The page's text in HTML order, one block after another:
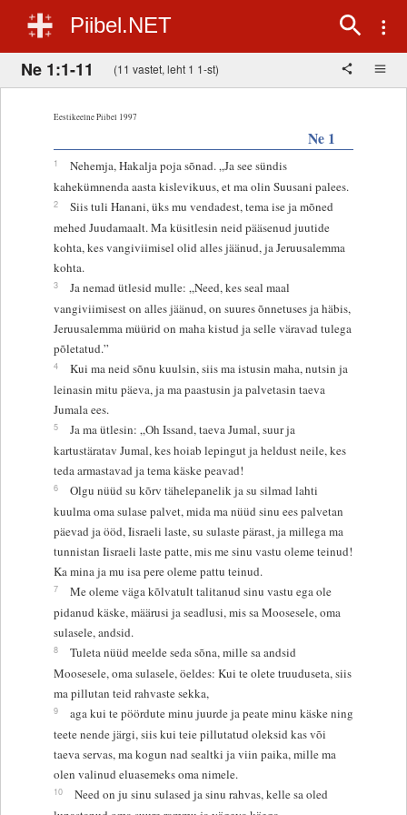
Piibel.NET
Ne 1:1-11 (11 vastet, leht 1 1-st)
Eestikeelne Piibel 1997
Ne 1
1
Nehemja, Hakalja poja sõnad. „Ja see sündis
kahekümnenda aasta kislevikuus, et ma olin Suusani palees.
2
Siis tuli Hanani, üks mu vendadest, tema ise ja mõned
mehed Juudamaalt. Ma küsitlesin neid pääsenud juutide
kohta, kes vangiviimisel olid alles jäänud, ja Jeruusalemma
kohta.
3
Ja nemad ütlesid mulle: „Need, kes seal maal
vangiviimisest on alles jäänud, on suures õnnetuses ja häbis,
Jeruusalemma müürid on maha kistud ja selle väravad tulega
põletatud.”
4
Kui ma neid sõnu kuulsin, siis ma istusin maha, nutsin ja
leinasin mitu päeva, ja ma paastusin ja palvetasin taeva
Jumala ees.
5
Ja ma ütlesin: „Oh Issand, taeva Jumal, suur ja
kartustäratav Jumal, kes hoiab lepingut ja heldust neile, kes
teda armastavad ja tema käske peavad!
6
Olgu nüüd su kõrv tähelepanelik ja su silmad lahti
kuulma oma sulase palvet, mida ma nüüd sinu ees palvetan
päevad ja ööd, Iisraeli laste, su sulaste pärast, ja millega ma
tunnistan Iisraeli laste patte, mis me sinu vastu oleme teinud!
Ka mina ja mu isa pere oleme pattu teinud.
7
Me oleme väga kõlvatult talitanud sinu vastu ega ole
pidanud käske, määrusi ja seadlusi, mis sa Moosesele, oma
sulasele, andsid.
8
Tuleta nüüd meelde seda sõna, mille sa andsid
Moosesele, oma sulasele, öeldes: Kui te olete truuduseta, siis
ma pillutan teid rahvaste sekka,
9
aga kui te pöördute minu juurde ja peate minu käske ning
teete nende järgi, siis kui teie pillutatud oleksid kas või
taeva servas, ma kogun nad sealtki ja viin paika, mille ma
olen valinud eluasemeks oma nimele.
10
Need on ju sinu sulased ja sinu rahvas, kelle sa oled